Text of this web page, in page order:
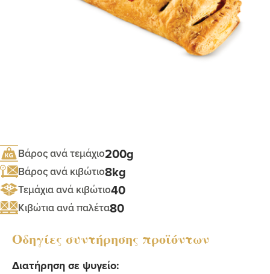
Βάρος ανά τεμάχιο200g
Βάρος ανά κιβώτιο8kg
Τεμάχια ανά κιβώτιο40
Κιβώτια ανά παλέτα80
Οδηγίες συντήρησης προϊόντων
Διατήρηση σε ψυγείο: